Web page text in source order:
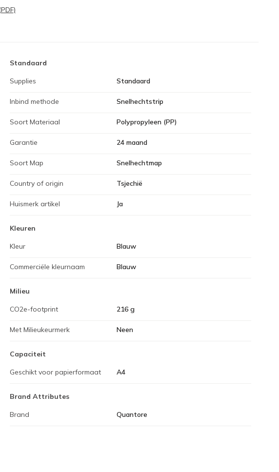
Standaard
Supplies Standaard
Inbind methode Snelhechtstrip
Soort Materiaal Polypropyleen (PP)
Garantie 24 maand
Soort Map Snelhechtmap
Country of origin Tsjechië
Huismerk artikel Ja
Kleuren
Kleur Blauw
Commerciële kleurnaam Blauw
Milieu
CO2e-footprint 216 g
Met Milieukeurmerk Neen
Capaciteit
Geschikt voor papierformaat A4
Brand Attributes
Brand Quantore